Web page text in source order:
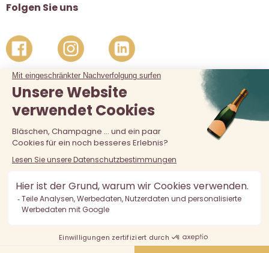
Folgen Sie uns
Der Verkauf von Alkohol an unter 18-Jährige ist verboten.
Alkoholmissbrauch ist gefährlich für die Gesundheit, in